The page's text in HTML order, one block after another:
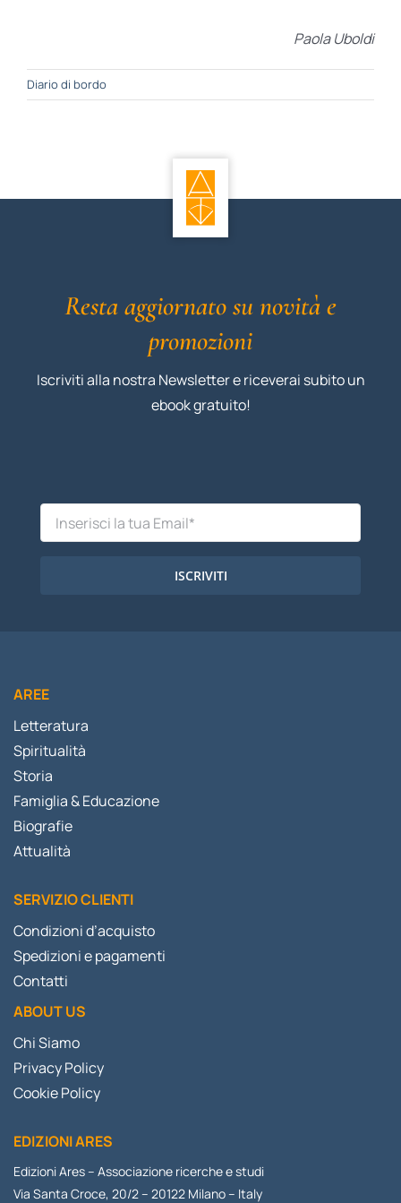
Paola Uboldi
Diario di bordo
Resta aggiornato su novità e
promozioni
Iscriviti alla nostra Newsletter e riceverai subito un
ebook gratuito!
ISCRIVITI
AREE
Letteratura
Spiritualità
Storia
Famiglia & Educazione
Biografie
Attualità
SERVIZIO CLIENTI
Condizioni d’acquisto
Spedizioni e pagamenti
Contatti
ABOUT US
Chi Siamo
Privacy Policy
Cookie Policy
EDIZIONI ARES
Edizioni Ares – Associazione ricerche e studi
Via Santa Croce, 20/2 – 20122 Milano – Italy